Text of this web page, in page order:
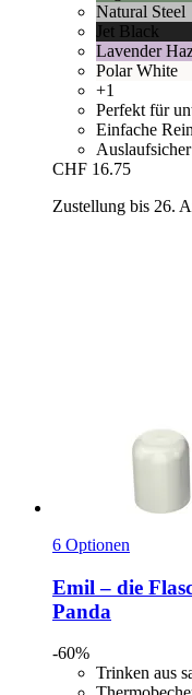
Natural Steel
Jet Black
Lavender
Polar White
+1
Perfekt für
Einfache
Auslaufsicher
CHF 16.75
Zustellung bis 26.
6 Optionen
Emil – die
Panda
-60%
Trinken aus